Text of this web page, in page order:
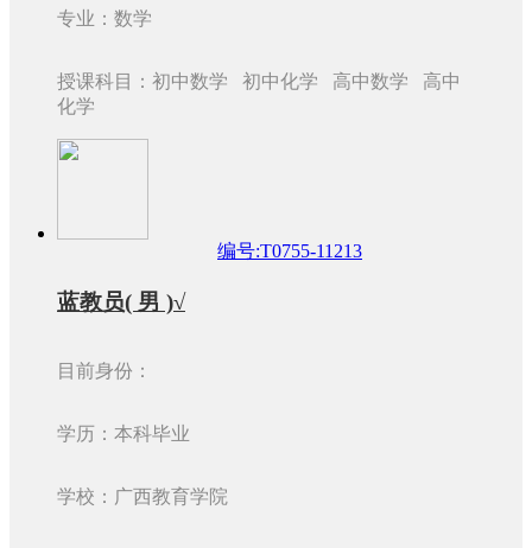
专业：数学
授课科目：初中数学 初中化学 高中数学 高中
化学
编号:T0755-11213
蓝教员( 男 )√
目前身份：
学历：本科毕业
学校：广西教育学院